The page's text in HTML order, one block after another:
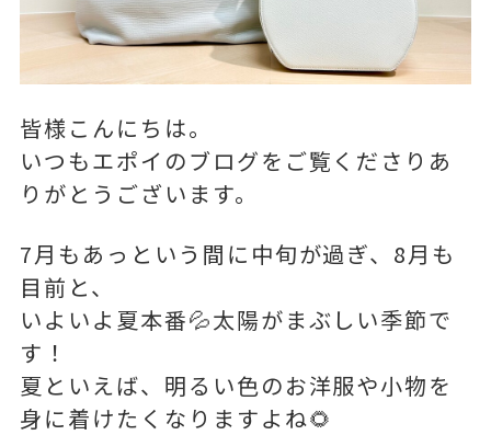
皆様こんにちは。
いつもエポイのブログをご覧くださりあ
りがとうございます。
7月もあっという間に中旬が過ぎ、8月も
目前と、
いよいよ夏本番💦太陽がまぶしい季節で
す！
夏といえば、明るい色のお洋服や小物を
身に着けたくなりますよね🌻